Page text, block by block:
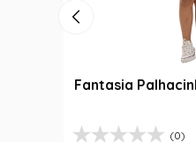
Fantasia Abbey
(8)